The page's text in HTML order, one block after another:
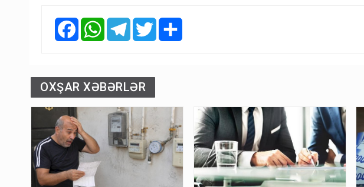
FacebookWhatsAppTelegramTwitter
OXŞAR XƏBƏRLƏR